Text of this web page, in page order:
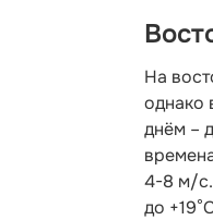
На
однако
днём –
4-8 м/
до